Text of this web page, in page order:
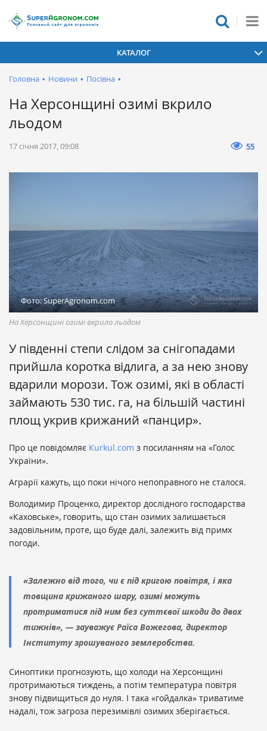
КАТАЛОГ
Головна • Новини • Посівна •
На Херсонщині озимі вкрило
льодом
17 січня 2017, 09:08 55
Фото: SuperAgronom.com
На Херсонщині озимі вкрило льодом
У південні степи слідом за снігопадами
прийшла коротка відлига, а за нею знову
вдарили морози. Тож озимі, які в області
займають 530 тис. га, на більшій частині
площ укрив крижаний «панцир».
Про це повідомляє Кurkul.com з посиланням на «Голос
України».
Аграрії кажуть, що поки нічого непоправного не сталося.
Володимир Проценко, директор дослідного господарства
«Каховське», говорить, що стан озимих залишається
задовільним, проте, що буде далі, залежить від примх
погоди.
«Залежно від того, чи є під кригою повітря, і яка
товщина крижаного шару, озимі можуть
протриматися під ним без суттєвої шкоди до двох
тижнів», — зауважує Раїса Вожегова, директор
Інституту зрошуваного землеробства.
Синоптики прогнозують, що холоди на Херсонщині
протримаються тиждень, а потім температура повітря
знову підвищиться до нуля. І така «гойдалка» триватиме
надалі, тож загроза перезимівлі озимих зберігається.